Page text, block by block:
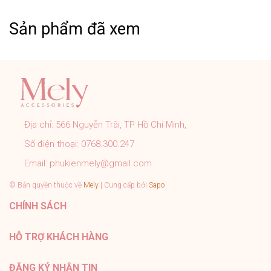
➤ Khách cần hỗ trợ các vấn đề khách vui lòng inbox
trực tiếp cho shop.
➤ Sản phẩm đúng với mô tả, hình ảnh shop đăng.
➤ Đơn hàng được kiểm tra, đóng gói cẩn thận đúng quy
trình trước khi gửi.
➤ Tất cả sản phẩm của Mely đều có chính sách bảo
hành rõ ràng.
➤ Tư vấn nhiệt tình 24/7, hỗ trợ khách tận tình sau bán
#PhukienMELY #phukienthoitrang #accessories
#phukien #mely #titan #trangsuc
Sản phẩm đã xem
Địa chỉ: 566 Nguyễn Trãi, TP Hồ Chí Minh,
Số điện thoại: 0768.300.247
Email: phukienmely@gmail.com
© Bản quyền thuộc về Mely | Cung cấp bởi Sapo
CHÍNH SÁCH
HỖ TRỢ KHÁCH HÀNG
ĐĂNG KÝ NHẬN TIN